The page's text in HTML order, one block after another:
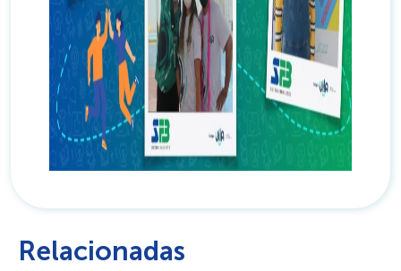
Relacionadas